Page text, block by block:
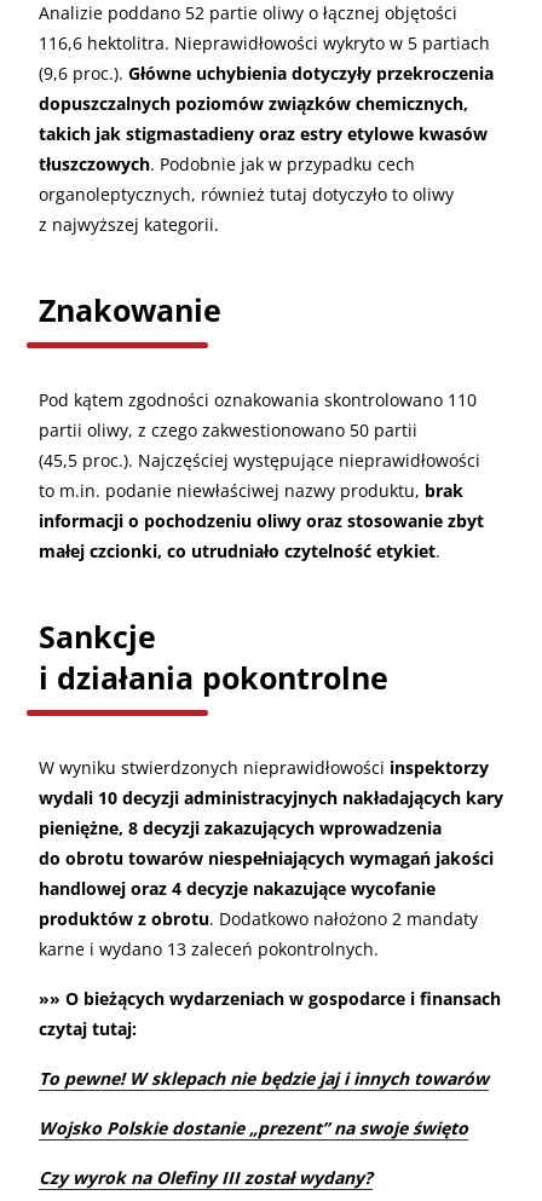
Analizie poddano 52 partie oliwy o łącznej objętości
116,6 hektolitra. Nieprawidłowości wykryto w 5 partiach
(9,6 proc.). Główne uchybienia dotyczyły przekroczenia
dopuszczalnych poziomów związków chemicznych,
takich jak stigmastadieny oraz estry etylowe kwasów
tłuszczowych. Podobnie jak w przypadku cech
organoleptycznych, również tutaj dotyczyło to oliwy
z najwyższej kategorii.
Znakowanie
Pod kątem zgodności oznakowania skontrolowano 110
partii oliwy, z czego zakwestionowano 50 partii
(45,5 proc.). Najczęściej występujące nieprawidłowości
to m.in. podanie niewłaściwej nazwy produktu, brak
informacji o pochodzeniu oliwy oraz stosowanie zbyt
małej czcionki, co utrudniało czytelność etykiet.
Sankcje
i działania pokontrolne
W wyniku stwierdzonych nieprawidłowości inspektorzy
wydali 10 decyzji administracyjnych nakładających kary
pieniężne, 8 decyzji zakazujących wprowadzenia
do obrotu towarów niespełniających wymagań jakości
handlowej oraz 4 decyzje nakazujące wycofanie
produktów z obrotu. Dodatkowo nałożono 2 mandaty
karne i wydano 13 zaleceń pokontrolnych.
»» O bieżących wydarzeniach w gospodarce i finansach
czytaj tutaj:
To pewne! W sklepach nie będzie jaj i innych towarów
Wojsko Polskie dostanie „prezent” na swoje święto
Czy wyrok na Olefiny III został wydany?